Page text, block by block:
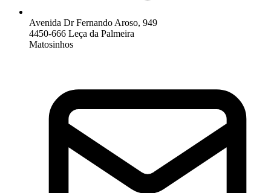
Avenida Dr Fernando Aroso, 949
4450-666 Leça da Palmeira
Matosinhos